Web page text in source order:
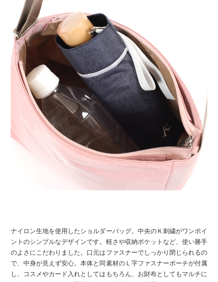
ナイロン生地を使用したショルダーバッグ。中央のＫ刺繍がワンポイ
ントのシンプルなデザインです。軽さや収納ポケットなど、使い勝手
のよさにこだわりました。口元はファスナーでしっかり閉じられるの
で、中身が見えず安心。本体と同素材のＬ字ファスナーポーチが付属
し、コスメやカード入れとしてはもちろん、お財布としてもマルチに